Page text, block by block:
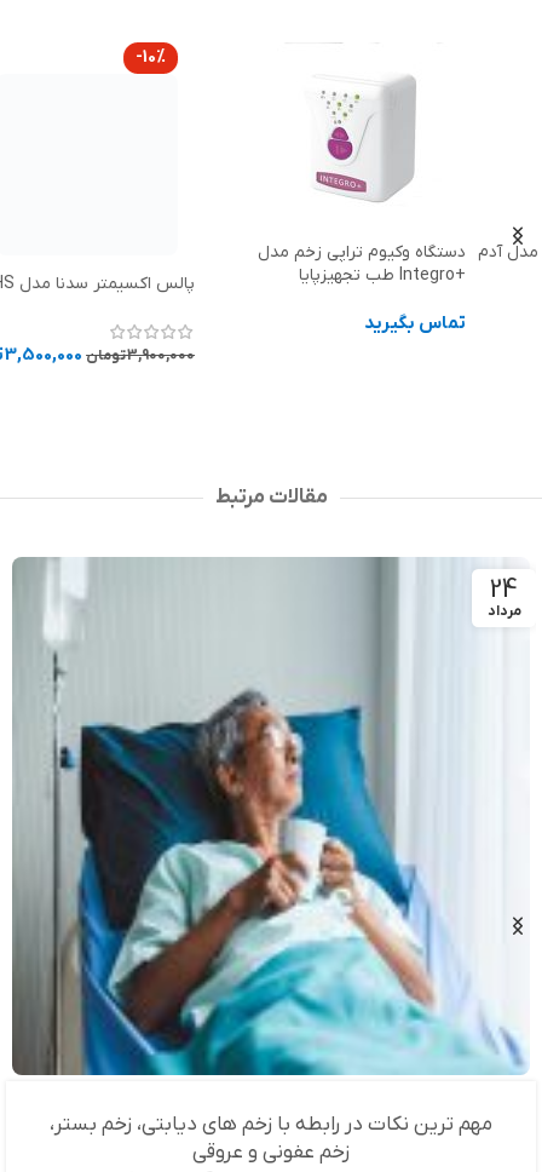
دستگاه وکیوم تراپی زخم مدل
تماس بگیرید
پالس اکسیمتر سدنا مدل GHS
تومان3,500,000تومان
مقالات مرتبط
24
مرداد
مهم ترین نکات در رابطه با زخم های دیابتی، زخم بستر،
زخم عفونی و عروقی